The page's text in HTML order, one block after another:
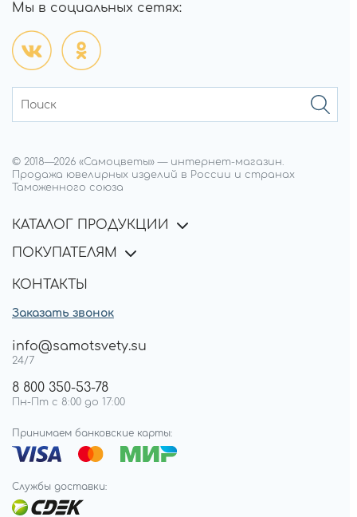
Мы в социальных сетях:
© 2018—2026 «Самоцветы» — интернет-магазин.
Продажа ювелирных изделий в России и странах
Таможенного союза
КАТАЛОГ ПРОДУКЦИИ
ПОКУПАТЕЛЯМ
КОНТАКТЫ
Заказать звонок
info@samotsvety.su
24/7
8 800 350-53-78
Пн-Пт с 8:00 до 17:00
Принимаем банковские карты:
Службы доставки: